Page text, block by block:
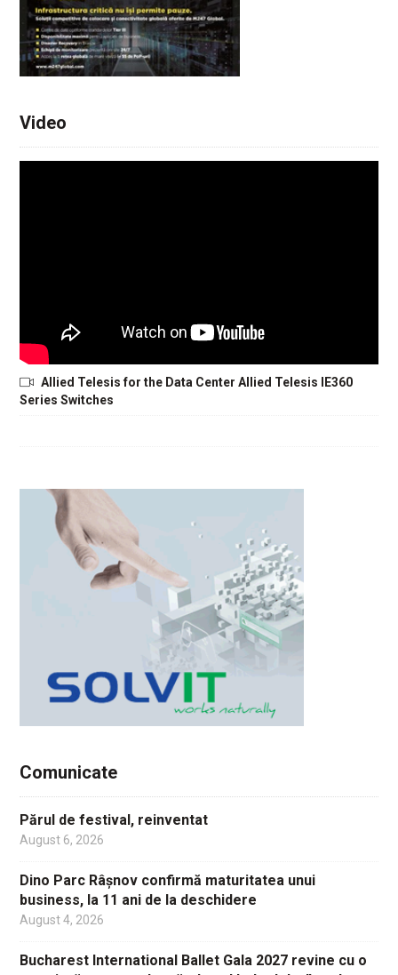
Video
Allied Telesis for the Data Center Allied Telesis IE360
Series Switches
Comunicate
Părul de festival, reinventat
August 6, 2026
Dino Parc Râșnov confirmă maturitatea unui
business, la 11 ani de la deschidere
August 4, 2026
Bucharest International Ballet Gala 2027 revine cu o